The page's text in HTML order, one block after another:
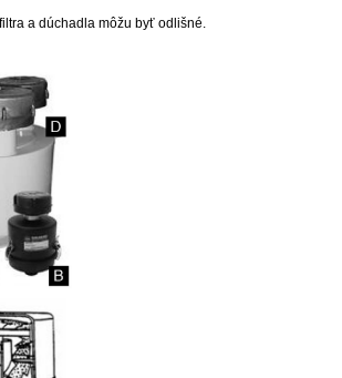
a dúchadla môžu byť odlišné.